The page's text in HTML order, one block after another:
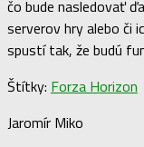
čo bude nasledovať
serverov hry alebo či
spustí tak, že budú
Štítky: Forza Horizon
Jaromír Miko